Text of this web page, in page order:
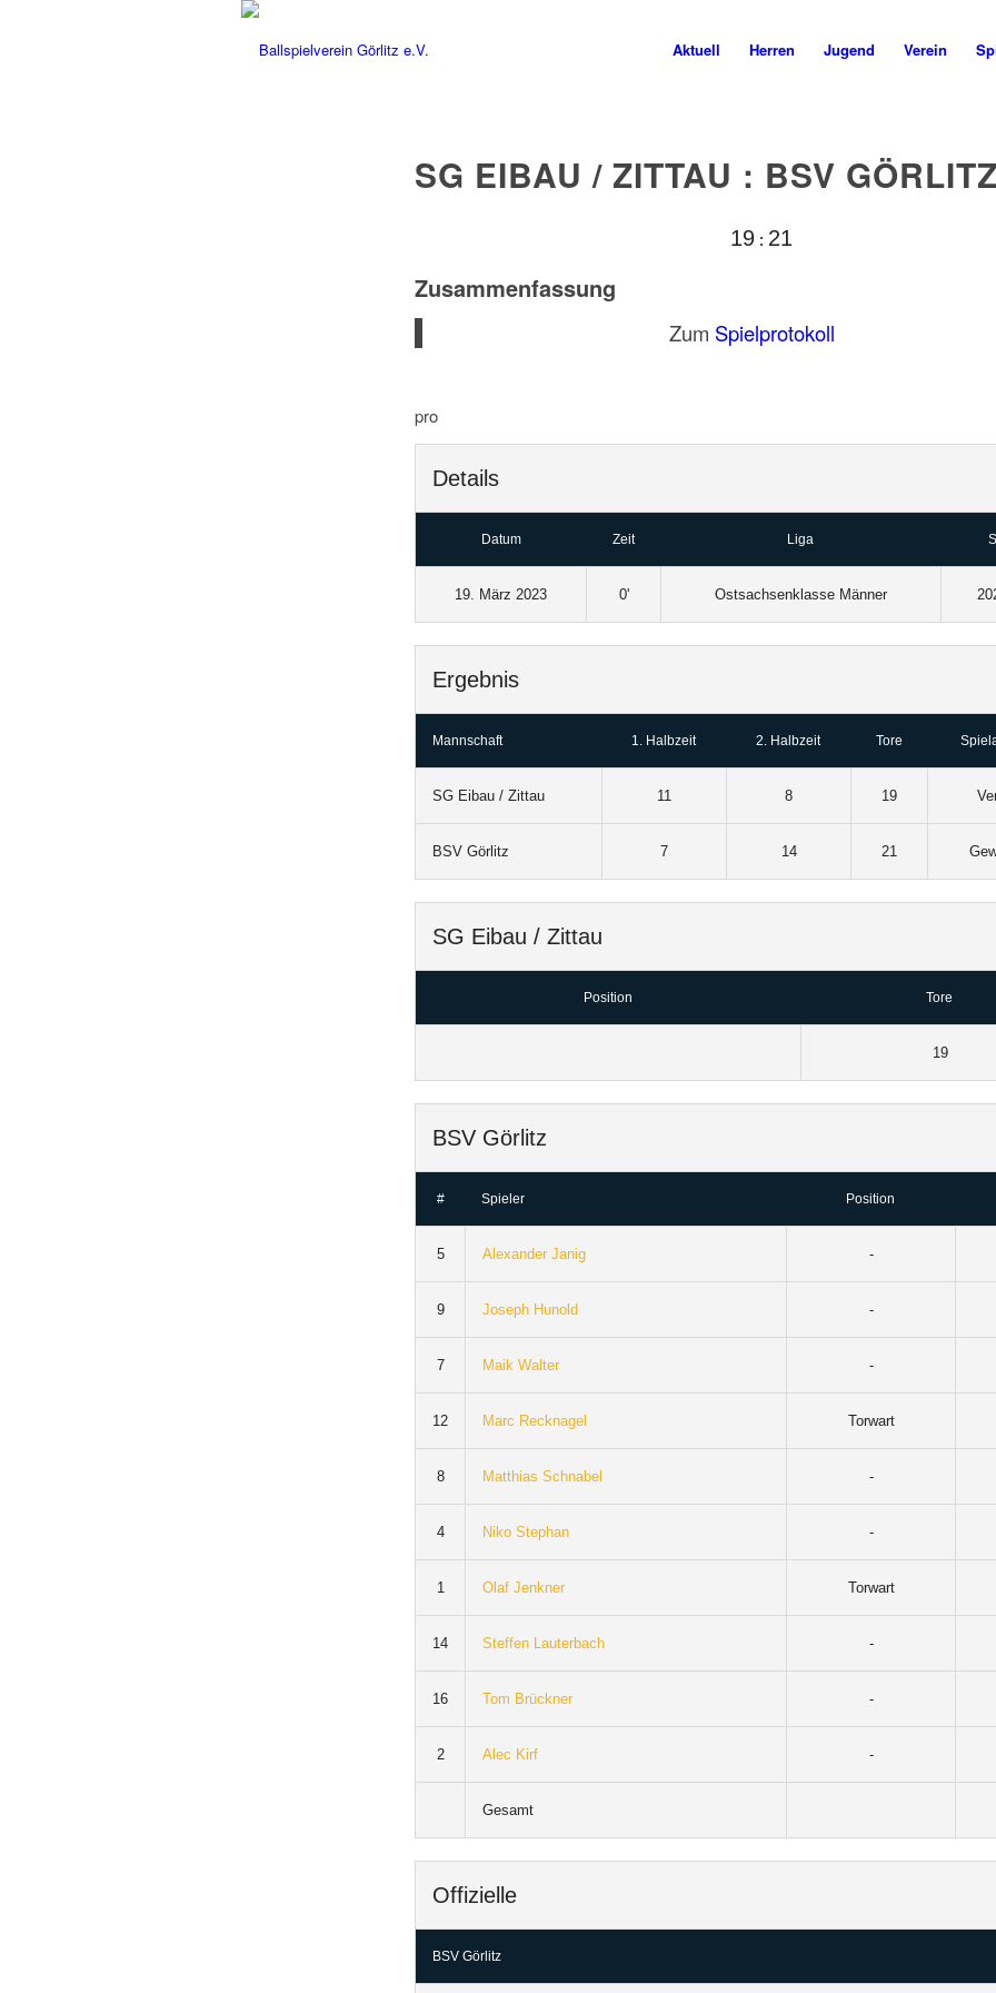
Aktuell Herren Jugend Verein
SG EIBAU / ZITTAU : BSV GÖRLITZ
19 : 21
Zusammenfassung
Zum Spielprotokoll
pro
Details
Datum Zeit Liga
19. März 2023 0' Ostsachsenklasse Männer
Ergebnis
Mannschaft 1. Halbzeit 2. Halbzeit Tore
SG Eibau / Zittau 11 8 19
BSV Görlitz 7 14 21
SG Eibau / Zittau
Position Tore
19
BSV Görlitz
# Spieler Position
5 Alexander Janig -
9 Joseph Hunold -
7 Maik Walter -
12 Marc Recknagel Torwart
8 Matthias Schnabel -
4 Niko Stephan -
1 Olaf Jenkner Torwart
14 Steffen Lauterbach -
16 Tom Brückner -
2 Alec Kirf -
Gesamt
Offizielle
BSV Görlitz